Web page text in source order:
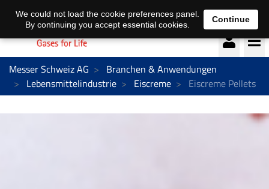
Deutsch français
Messer Schweiz AG
Branchen & Anwendungen
Lebensmittelindustrie
Eiscreme Eiscreme Pellets
We could not load the cookie preferences panel.
By continuing you accept essential cookies.
Continue